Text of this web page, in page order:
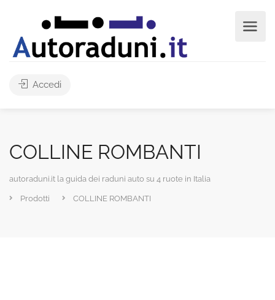
Accedi
COLLINE ROMBANTI
autoraduni.it la guida dei raduni auto su 4 ruote in Italia
Prodotti COLLINE ROMBANTI